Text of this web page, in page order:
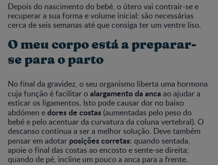
Depois do nascimento do bebé, o útero vai contrair-se e
recuperar a sua forma e volume inicial: são necessárias
cerca de seis semanas até que consiga ter um ventre liso.
O meu corpo está a preparar-
se para o parto
No final da gravidez, o seu organismo liberta uma hormona
cuja função é facilitar oalargamento da ancaao ajudar a
esticar os ligamentos. Isto pode causar dor no baixo
abdómen edores de costas(aumentadas pelo peso do
bebé e pelo acentuar da curvatura da coluna vertebral). O
descanso continua a ser a melhor solução. Deve também
pensar em adotar posições corretas: quando sentada,
apoie o final das costas ao encosto e sente-se direita;
quando de pé, incline um pouco a anca para a frente.